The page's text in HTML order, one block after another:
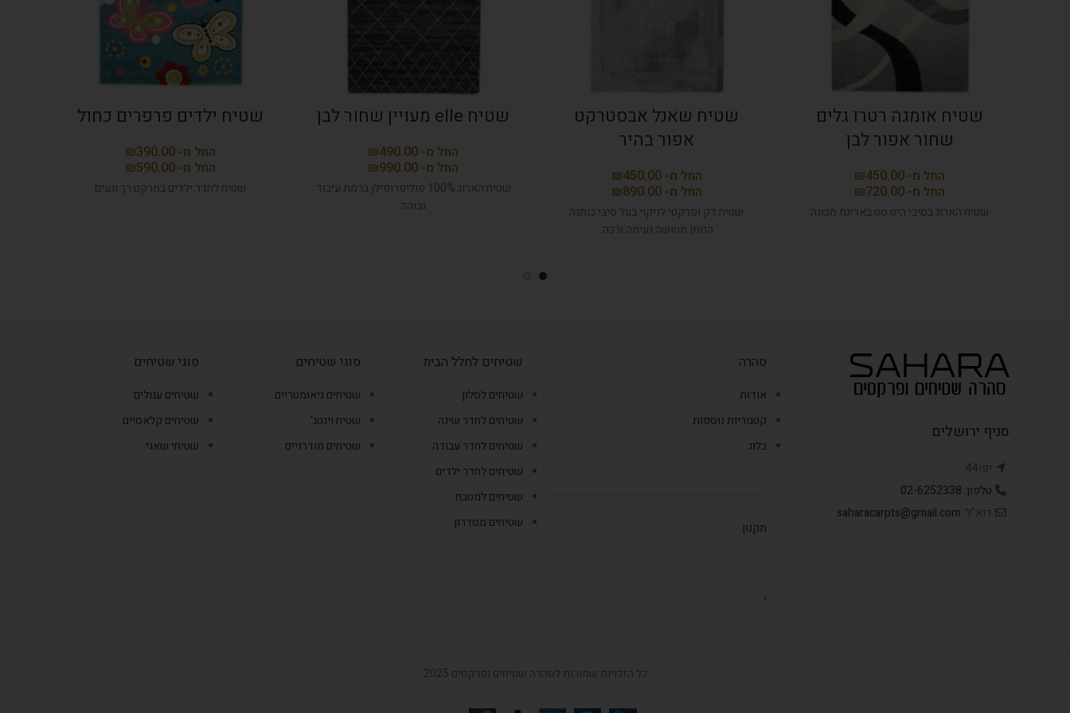
שטיח אומגה רטרו גלים
שחור אפור לבן
₪
₪
שטיח הארוג בסיבי היט סט באריגת מכונה
שטיח שאנל אבסטרקט
אפור בהיר
₪
₪
שטיח דק ופרקטי לניקוי בעל סיבי כותנה
הנותן תחושה נעימה ורכה.
שטיח elle מעויין שחור לבן
₪
₪
שטיח הארוג 100% פוליפרופילן ברמת עיבוד
גבוהה
שטיח ילדים פרפרים כחול
₪
₪
שטיח לחדר ילדים במרקם רך ונעים
סניף ירושלים
יפו44
טלפון: 02-6252338
דוא"ל: saharacarpts@gmail.com
סהרה
אודות
קטגוריות נוספות
בלוג
תקנון
,
שטיחים לחלל הבית
שטיחים לסלון
שטיחים לחדר שינה
שטיחים לחדר עבודה
שטיחים לחדר ילדים
שטיחים למטבח
שטיחים מסדרון
סוגי שטיחים
שטיחים גיאומטריים
שטיח וינטג'
שטיחים מודרניים
סוגי שטיחים
שטיחים עגולים
שטיחים קלאסיים
שטיחי שאגי
כל הזכויות שמורות לסהרה שטיחים ופרקטים 2025